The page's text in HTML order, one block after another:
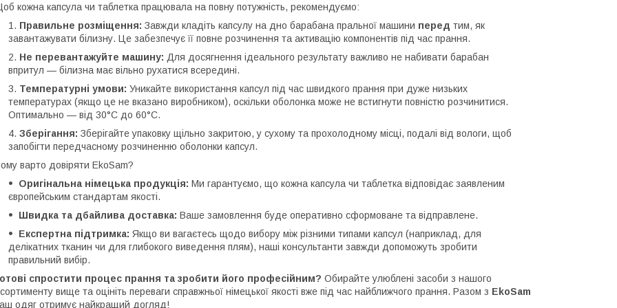
кожна капсула чи таблетка працювала на повну потужність, рекомендуємо:
Правильне розміщення: Завжди кладіть капсулу на дно барабана пральної машини перед тим, як
завантажувати білизну. Це забезпечує її повне розчинення та активацію компонентів під час прання.
Не перевантажуйте машину: Для досягнення ідеального результату важливо не набивати барабан
впритул — білизна має вільно рухатися всередині.
Температурні умови: Уникайте використання капсул під час швидкого прання при дуже низьких
температурах (якщо це не вказано виробником), оскільки оболонка може не встигнути повністю розчинитися.
Оптимально — від 30°C до 60°C.
Зберігання: Зберігайте упаковку щільно закритою, у сухому та прохолодному місці, подалі від вологи, щоб
запобігти передчасному розчиненню оболонки капсул.
варто довіряти EkoSam?
Оригінальна німецька продукція: Ми гарантуємо, що кожна капсула чи таблетка відповідає заявленим
європейським стандартам якості.
Швидка та дбайлива доставка: Ваше замовлення буде оперативно сформоване та відправлене.
Експертна підтримка: Якщо ви вагаєтесь щодо вибору між різними типами капсул (наприклад, для
делікатних тканин чи для глибокого виведення плям), наші консультанти завжди допоможуть зробити
правильний вибір.
спростити процес прання та зробити його професійним? Обирайте улюблені засоби з нашого
вище та оцініть переваги справжньої німецької якості вже під час найближчого прання. Разом з EkoSam
одяг отримує найкращий догляд!